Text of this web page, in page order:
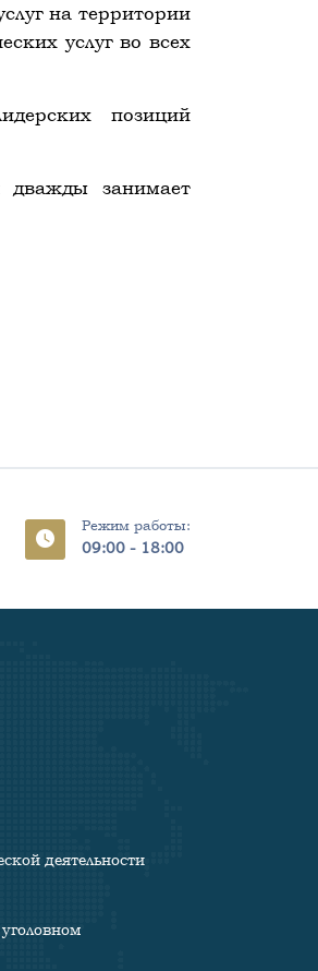
на территории
услуг во всех
позиций
дважды занимает
Режим работы:
09:00 - 18:00
деятельности